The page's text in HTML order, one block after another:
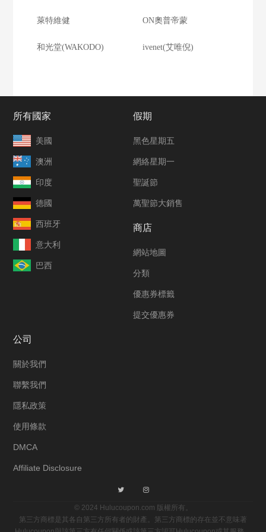
萊特維健 ON奧普帝蒙
和光堂(WAKODO) ivenet(艾唯倪)
所有國家
美國
澳洲
印度
德國
西班牙
意大利
巴西
假期
黑色星期五
網絡星期一
聖誕節
萬聖節大銷售
商店
網站地圖
分類
優惠券標籤
提交優惠券
公司
關於我們
聯繫我們
隱私政策
使用條款
DMCA
Affiliate Disclosure
© 2024 Hulucoupon.com 版權所有。
第三方商標是其各自第三方所有者的財產。第三方商標的存在並不意味著